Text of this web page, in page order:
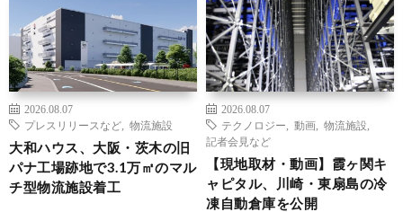
2026.08.07
プレスリリースなど
物流施設
大和ハウス、大阪・茨木の旧
パナ工場跡地で3.1万㎡のマル
チ型物流施設着工
2026.08.07
テクノロジー
動画 物流施設
記者会見など
【現地取材・動画】霞ヶ関キ
ャピタル、川崎・東扇島の冷
凍自動倉庫を公開